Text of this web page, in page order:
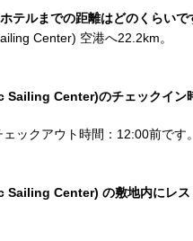
ルまでの距離はどのくらいで
Center) 空港へ22.2km。
Center)のチェックイン
ックアウト時間：12:00前です
Center) の敷地内にレス